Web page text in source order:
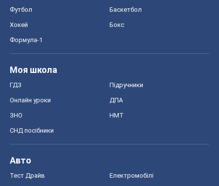
Футбол Баскетбол
Хокей Бокс
Формула-1
Моя школа
ГДЗ Підручники
Онлайн уроки ДПА
ЗНО НМТ
СНД посібники
Авто
Тест Драйв Електромобілі